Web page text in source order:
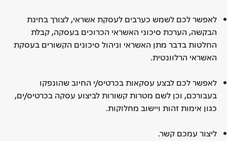
לאפשר לכם לשמש כערבים לעסקת אשראי, לצורך בחינת
הבקשה, הערכת סיכוני האשראי הכרוכים בעסקה, קבלת
החלטות בדבר מתן האשראי וניהול סיכונים הקשורים בעסקת
האשראי הרלוונטית.
לאפשר לכם לבצע עסקאות בכרטיס/י החיוב שהונפקו
בעבורכם, וכן לשם מטרות קשורות לביצוע עסקה בכרטיס/ים,
כגון אימות זהות ויישוב מחלוקות.
ליצור עמכם קשר.